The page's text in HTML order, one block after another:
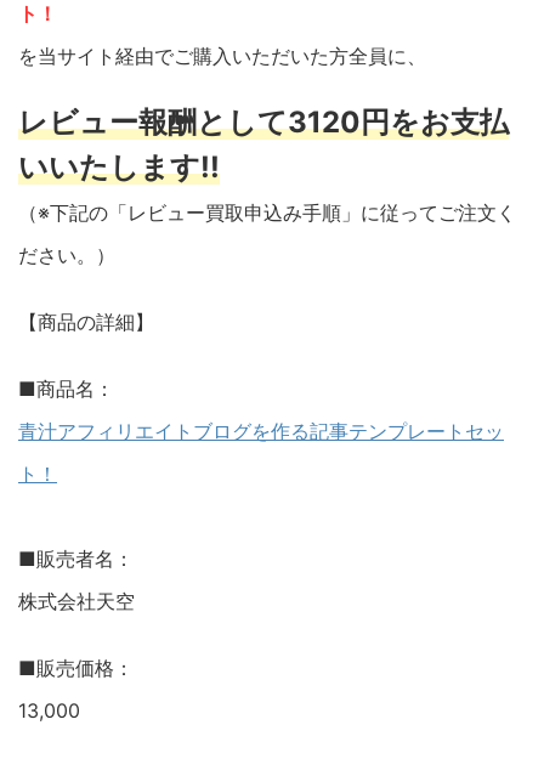
ト！
を当サイト経由でご購入いただいた方全員に、
レビュー報酬として3120円をお支払
いいたします!!
（※下記の「レビュー買取申込み手順」に従ってご注文く
ださい。）
【商品の詳細】
■商品名：
青汁アフィリエイトブログを作る記事テンプレートセッ
ト！
■販売者名：
株式会社天空
■販売価格：
13,000